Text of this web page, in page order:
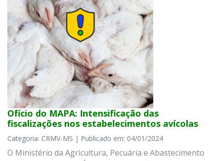
Ofício do MAPA: Intensificação das
fiscalizações nos estabelecimentos avícolas
Categoria: CRMV-MS | Publicado em: 04/01/2024
O Ministério da Agricultura, Pecuária e Abastecimento